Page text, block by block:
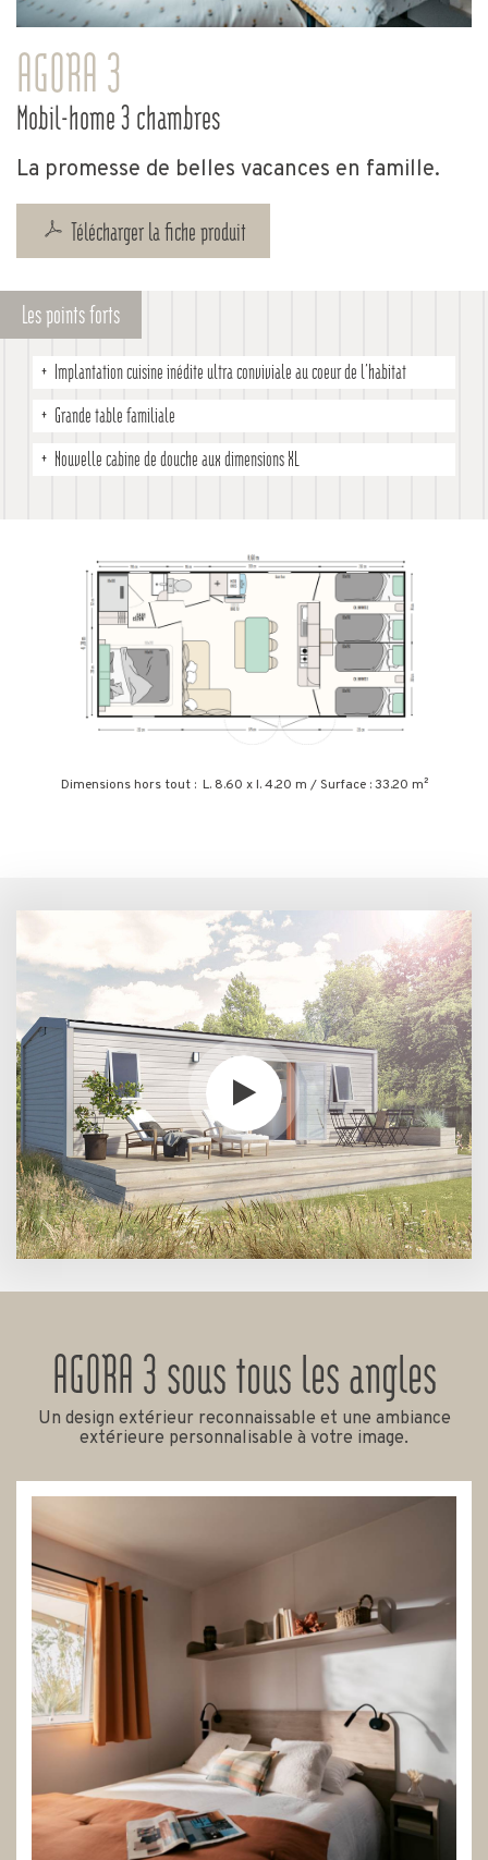
AGORA 3
Mobil-home 3 chambres
La promesse de belles vacances en famille.
Télécharger la fiche produit
Les points forts
Implantation cuisine inédite ultra conviviale au coeur de l’habitat
Grande table familiale
Nouvelle cabine de douche aux dimensions XL
Dimensions hors tout : L. 8.60 x l. 4.20 m / Surface : 33.20 m²
AGORA 3 sous tous les angles
Un design extérieur reconnaissable et une ambiance
extérieure personnalisable à votre image.